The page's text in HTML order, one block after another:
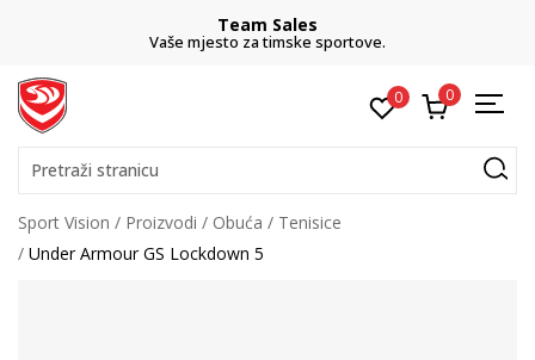
Team Sales
Vaše mjesto za timske sportove.
0 0
Pretraži stranicu
Sport Vision Proizvodi Obuća
Tenisice
Under Armour GS Lockdown 5